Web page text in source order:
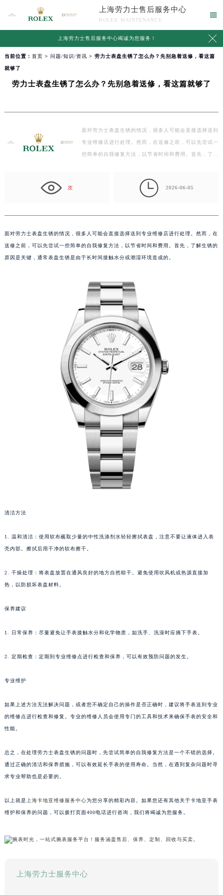
上海劳力士售后服务中心
ROLEX MAINTENANCE

上海劳力士售后服务中心竭诚为您服务！ 
当前位置： 首页 > 问题/知识/资讯 > 劳力士表盘生锈了怎么办？先别急着送修，看这篇
就够了
劳力士表盘生锈了怎么办？先别急着送修，看这篇就够了
面对劳力士表盘生锈的情况，很多人可能会直接选择送到
专业维修店进行处理。然而，在送修之前，可以先尝试一
些简单的自我修复方法，以节省时间和费用。首先，了解
次  2026-06-05
面对劳力士表盘生锈的情况，很多人可能会直接选择送到专业维修店进行处理。然而，在
送修之前，可以先尝试一些简单的自我修复方法，以节省时间和费用。首先，了解生锈的
原因是关键，通常表盘生锈是由于长时间接触水分或潮湿环境造成的。
清洁方法
1. 温和清洁：使用软布蘸取少量的中性洗涤剂水轻轻擦拭表盘，注意不要让液体进入表
壳内部。擦拭后用干净的软布擦干。
2. 干燥处理：将表盘放置在通风良好的地方自然晾干。避免使用吹风机或热源直接加
热，以防损坏表盘材料。
保养建议
1. 日常保养：尽量避免让手表接触水分和化学物质，如洗手、洗澡时应摘下手表。
2. 定期检查：定期到专业维修点进行检查和保养，可以有效预防问题的发生。
专业维护
如果上述方法无法解决问题，或者您不确定自己的操作是否正确时，建议将手表送到专业
的维修点进行检查和修复。专业的维修人员会使用专门的工具和技术来确保手表的安全和
性能。
总之，在处理劳力士表盘生锈的问题时，先尝试简单的自我修复方法是一个不错的选择。
通过正确的清洁和保养措施，可以有效延长手表的使用寿命。当然，在遇到复杂问题时寻
求专业帮助也是必要的。
以上就是 上海卡地亚维修服务中心为您分享的精彩内容。如果您还有其他关于卡地亚手表
维护和保养的问题，可以拨打页面400电话进行咨询，我们将竭诚为您服务。
上海劳力士服务中心